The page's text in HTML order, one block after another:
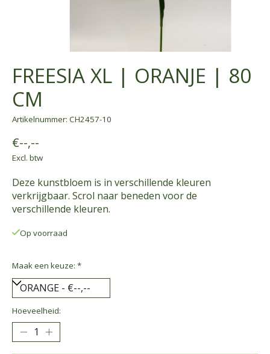
FREESIA XL | ORANJE | 80
CM
Artikelnummer: CH2457-10
€--,--
Excl. btw
Deze kunstbloem is in verschillende kleuren
verkrijgbaar. Scrol naar beneden voor de
verschillende kleuren.
Op voorraad
Maak een keuze: *
Hoeveelheid: